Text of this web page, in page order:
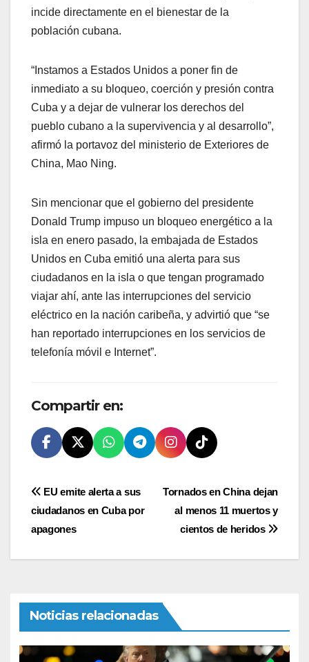
incide directamente en el bienestar de la
población cubana.
“Instamos a Estados Unidos a poner fin de
inmediato a su bloqueo, coerción y presión contra
Cuba y a dejar de vulnerar los derechos del
pueblo cubano a la supervivencia y al desarrollo”,
afirmó la portavoz del ministerio de Exteriores de
China, Mao Ning.
Sin mencionar que el gobierno del presidente
Donald Trump impuso un bloqueo energético a la
isla en enero pasado, la embajada de Estados
Unidos en Cuba emitió una alerta para sus
ciudadanos en la isla o que tengan programado
viajar ahí, ante las interrupciones del servicio
eléctrico en la nación caribeña, y advirtió que “se
han reportado interrupciones en los servicios de
telefonía móvil e Internet”.
Compartir en:
Navegación
de
entradas
Tornados en China dejan
al menos 11 muertos y
cientos de heridos
EU emite alerta a sus
ciudadanos en Cuba por
apagones
Noticias relacionadas